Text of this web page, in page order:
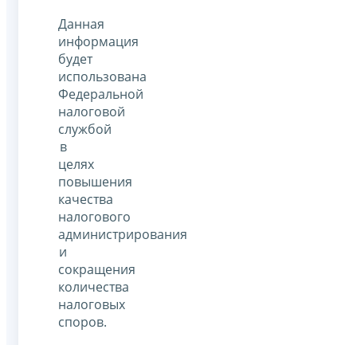
Данная
информация
будет
использована
Федеральной
налоговой
службой
в
целях
повышения
качества
налогового
администрирования
и
сокращения
количества
налоговых
споров.